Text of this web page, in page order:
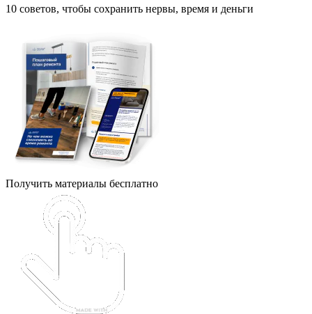
10 советов, чтобы сохранить нервы, время и деньги
Получить материалы бесплатно